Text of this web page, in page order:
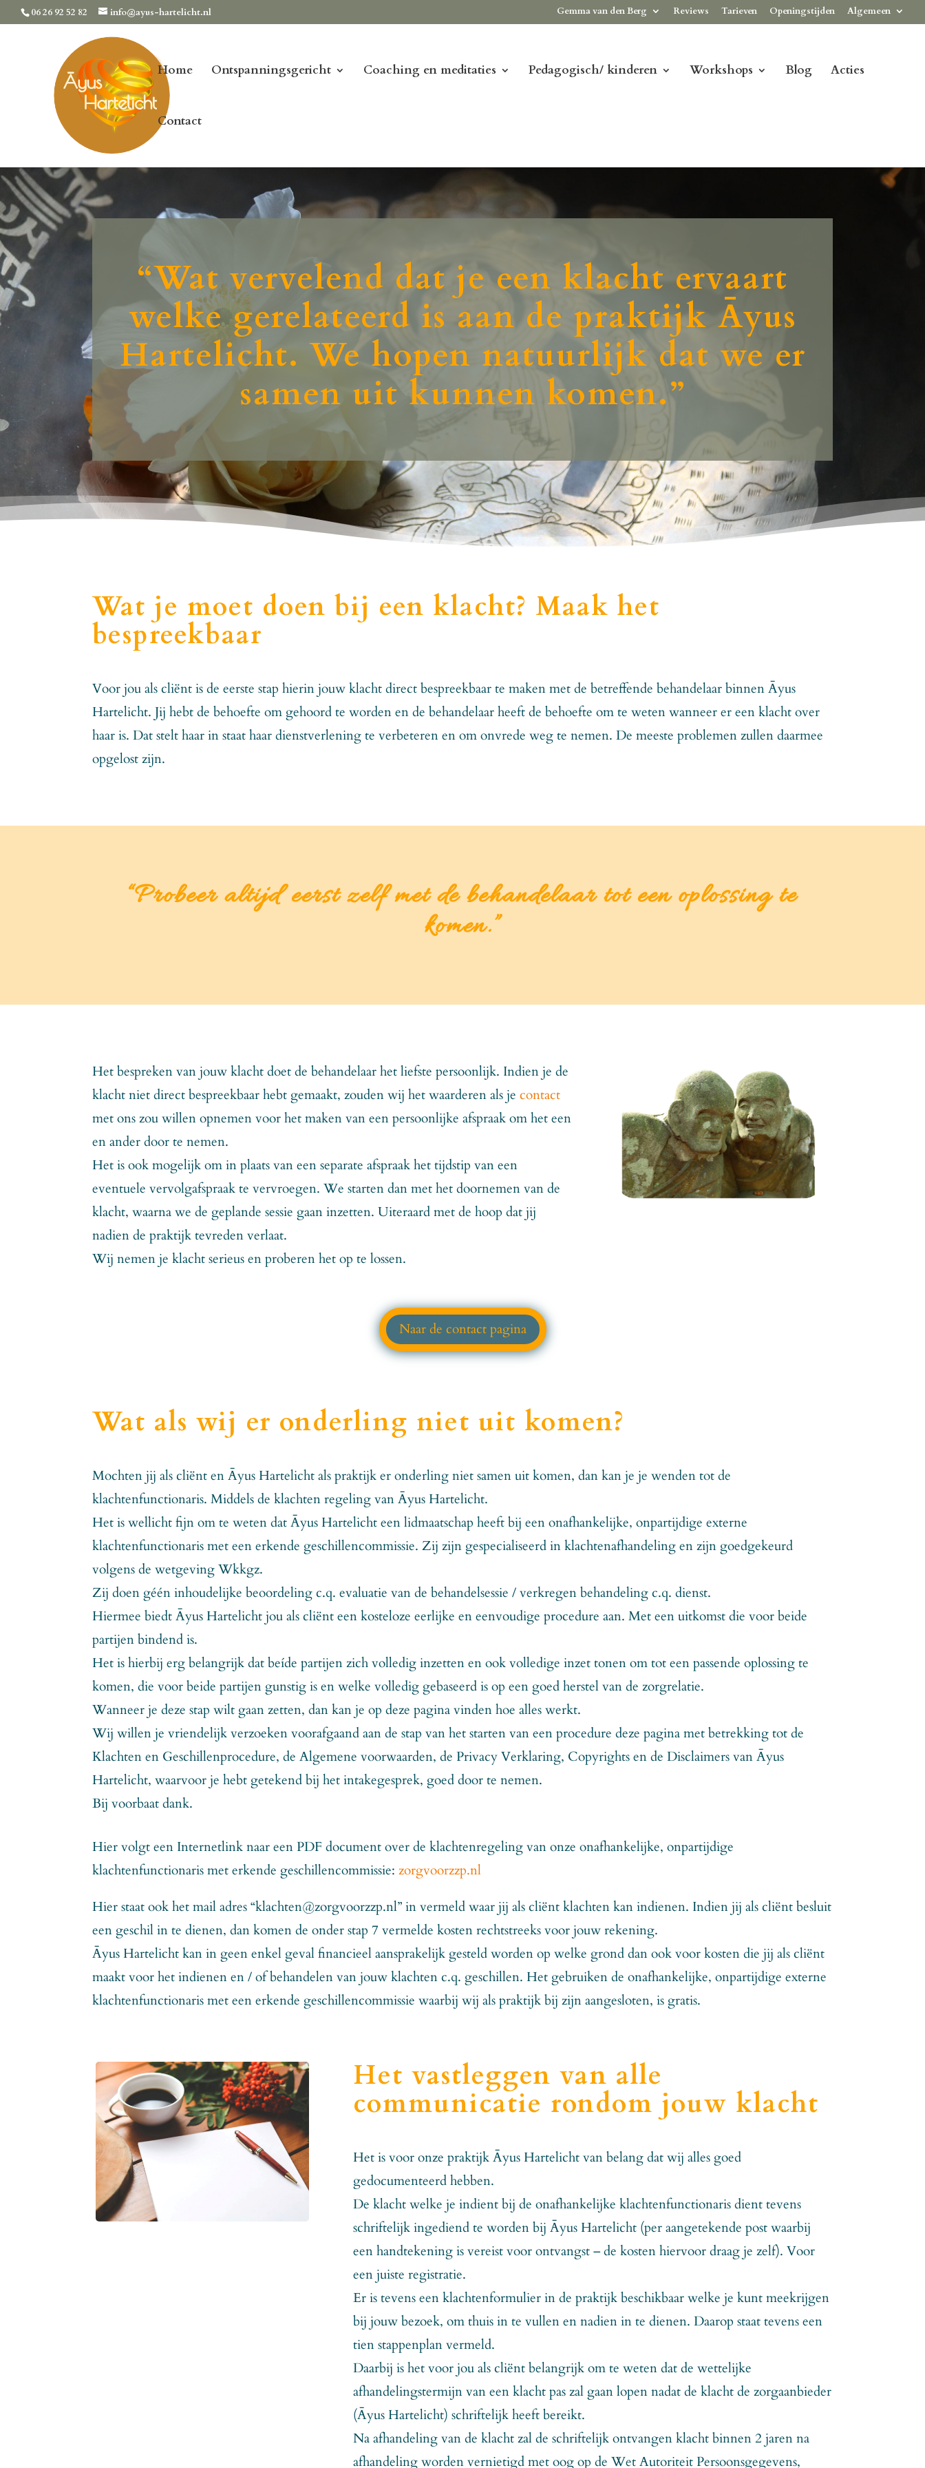
06 26 92 52 82 info@ayus-hartelicht.nl Gemma van den Berg Reviews Tarieven Openingstijden Algemeen
Home Ontspanningsgericht Coaching en meditaties Pedagogisch/ kinderen Workshops Blog Acties
Contact
“Wat vervelend dat je een klacht ervaart
welke gerelateerd is aan de praktijk Āyus
Hartelicht. We hopen natuurlijk dat we er
samen uit kunnen komen.”
Wat je moet doen bij een klacht? Maak het
bespreekbaar
Voor jou als cliënt is de eerste stap hierin jouw klacht direct bespreekbaar te maken met de betreffende behandelaar binnen Āyus
Hartelicht. Jij hebt de behoefte om gehoord te worden en de behandelaar heeft de behoefte om te weten wanneer er een klacht over
haar is. Dat stelt haar in staat haar dienstverlening te verbeteren en om onvrede weg te nemen. De meeste problemen zullen daarmee
opgelost zijn.
“Probeer altijd eerst zelf met de behandelaar tot een oplossing te
komen.”
Het bespreken van jouw klacht doet de behandelaar het liefste persoonlijk. Indien je de
klacht niet direct bespreekbaar hebt gemaakt, zouden wij het waarderen als jecontact
met ons zou willen opnemen voor het maken van een persoonlijke afspraak om het een
en ander door te nemen.
Het is ook mogelijk om in plaats van een separate afspraak het tijdstip van een
eventuele vervolgafspraak te vervroegen. We starten dan met het doornemen van de
klacht, waarna we de geplande sessie gaan inzetten. Uiteraard met de hoop dat jij
nadien de praktijk tevreden verlaat.
Wij nemen je klacht serieus en proberen het op te lossen.
Naar de contact pagina
Wat als wij er onderling niet uit komen?
Mochten jij als cliënt en Āyus Hartelicht als praktijk er onderling niet samen uit komen, dan kan je je wenden tot de
klachtenfunctionaris. Middels de klachten regeling van Āyus Hartelicht.
Het is wellicht fijn om te weten dat Āyus Hartelicht een lidmaatschap heeft bij een onafhankelijke, onpartijdige externe
klachtenfunctionaris met een erkende geschillencommissie. Zij zijn gespecialiseerd in klachtenafhandeling en zijn goedgekeurd
volgens de wetgeving Wkkgz.
Zij doen géén inhoudelijke beoordeling c.q. evaluatie van de behandelsessie / verkregen behandeling c.q. dienst.
Hiermee biedt Āyus Hartelicht jou als cliënt een kosteloze eerlijke en eenvoudige procedure aan. Met een uitkomst die voor beide
partijen bindend is.
Het is hierbij erg belangrijk dat beíde partijen zich volledig inzetten en ook volledige inzet tonen om tot een passende oplossing te
komen, die voor beide partijen gunstig is en welke volledig gebaseerd is op een goed herstel van de zorgrelatie.
Wanneer je deze stap wilt gaan zetten, dan kan je op deze pagina vinden hoe alles werkt.
Wij willen je vriendelijk verzoeken voorafgaand aan de stap van het starten van een procedure deze pagina met betrekking tot de
Klachten en Geschillenprocedure, de Algemene voorwaarden, de Privacy Verklaring, Copyrights en de Disclaimers van Āyus
Hartelicht, waarvoor je hebt getekend bij het intakegesprek, goed door te nemen.
Bij voorbaat dank.
Hier volgt een Internetlink naar een PDF document over de klachtenregeling van onze onafhankelijke, onpartijdige
klachtenfunctionaris met erkende geschillencommissie:zorgvoorzzp.nl
Hier staat ook het mail adres “klachten@zorgvoorzzp.nl” in vermeld waar jij als cliënt klachten kan indienen. Indien jij als cliënt besluit
een geschil in te dienen, dan komen de onder stap 7 vermelde kosten rechtstreeks voor jouw rekening.
Āyus Hartelicht kan in geen enkel geval financieel aansprakelijk gesteld worden op welke grond dan ook voor kosten die jij als cliënt
maakt voor het indienen en / of behandelen van jouw klachten c.q. geschillen. Het gebruiken de onafhankelijke, onpartijdige externe
klachtenfunctionaris met een erkende geschillencommissie waarbij wij als praktijk bij zijn aangesloten, is gratis.
Het vastleggen van alle
communicatie rondom jouw klacht
Het is voor onze praktijk Āyus Hartelicht van belang dat wij alles goed
gedocumenteerd hebben.
De klacht welke je indient bij de onafhankelijke klachtenfunctionaris dient tevens
schriftelijk ingediend te worden bij Āyus Hartelicht (per aangetekende post waarbij
een handtekening is vereist voor ontvangst – de kosten hiervoor draag je zelf). Voor
een juiste registratie.
Er is tevens een klachtenformulier in de praktijk beschikbaar welke je kunt meekrijgen
bij jouw bezoek, om thuis in te vullen en nadien in te dienen. Daarop staat tevens een
tien stappenplan vermeld.
Daarbij is het voor jou als cliënt belangrijk om te weten dat de wettelijke
afhandelingstermijn van een klacht pas zal gaan lopen nadat de klacht de zorgaanbieder
(Āyus Hartelicht) schriftelijk heeft bereikt.
Na afhandeling van de klacht zal de schriftelijk ontvangen klacht binnen 2 jaren na
afhandeling worden vernietigd met oog op de Wet Autoriteit Persoonsgegevens,